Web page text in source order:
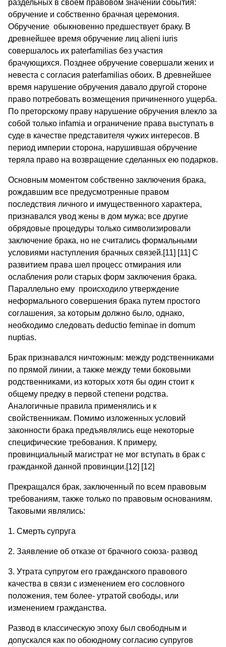
раздельных в своем правовом значении события:
обручение и собственно брачная церемония.
Обручение обыкновенно предшествует браку. В
древнейшее время обручение лиц alieni iuris
совершалось их paterfamilias без участия
брачующихся. Позднее обручение совершали жених и
невеста с согласия paterfamilias обоих. В древнейшее
время нарушение обручения давало другой стороне
право потребовать возмещения причиненного ущерба.
По преторскому праву нарушение обручения влекло за
собой только infamia и ограничение права выступать в
суде в качестве представителя чужих интересов. В
период империи сторона, нарушившая обручение
теряла право на возвращение сделанных ею подарков.
Основным моментом собственно заключения брака,
рождавшим все предусмотренные правом
последствия личного и имущественного характера,
признавался увод жены в дом мужа; все другие
обрядовые процедуры только символизировали
заключение брака, но не считались формальными
условиями наступления брачных связей.[11] [11] С
развитием права шел процесс отмирания или
ослабления роли старых форм заключения брака.
Параллельно ему происходило утверждение
неформального совершения брака путем простого
соглашения, за которым должно было, однако,
необходимо следовать deductio feminae in domum
nuptias.
Брак признавался ничтожным: между родственниками
по прямой линии, а также между теми боковыми
родственниками, из которых хотя бы один стоит к
общему предку в первой степени родства.
Аналогичные правила применялись и к
свойственникам. Помимо изложенных условий
законности брака предъявлялись еще некоторые
специфические требования. К примеру,
провинциальный магистрат не мог вступать в брак с
гражданкой данной провинции.[12] [12]
Прекращался брак, заключенный по всем правовым
требованиям, также только по правовым основаниям.
Таковыми являлись:
1. Смерть супруга
2. Заявление об отказе от брачного союза- развод
3. Утрата супругом его гражданского правового
качества в связи с изменением его сословного
положения, тем более- утратой свободы, или
изменением гражданства.
Развод в классическую эпоху был свободным и
допускался как по обоюдному согласию супругов